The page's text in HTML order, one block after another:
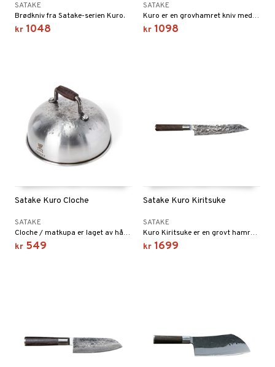
SATAKE
Brødkniv fra Satake-serien Kuro.
kr 1048
SATAKE
Kuro er en grovhamret kniv med stålblad som er behandlet åtte ganger.
kr 1098
Satake Kuro Cloche
SATAKE
Cloche / matkupa er laget av håndbanket stål og har et lite godt håndtak av tre.
kr 549
Satake Kuro Kiritsuke
SATAKE
Kuro Kiritsuke er en grovt hamret kniv fra Satake laget for kraft, balanse og presisjon
kr 1699